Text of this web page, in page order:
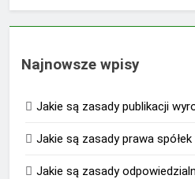
Najnowsze wpisy
Jakie są zasady publikacji
Jakie są zasady prawa
Jakie są zasady